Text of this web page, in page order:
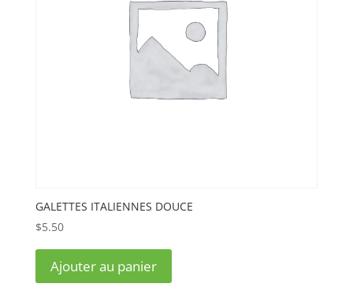
GALETTES ITALIENNES DOUCE
$5.50
Ajouter au panier